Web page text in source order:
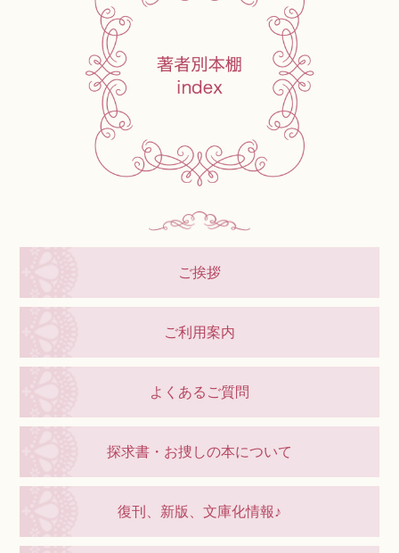
ご挨拶
ご利用案内
よくあるご質問
探求書・お捜しの本について
復刊、新版、文庫化情報♪